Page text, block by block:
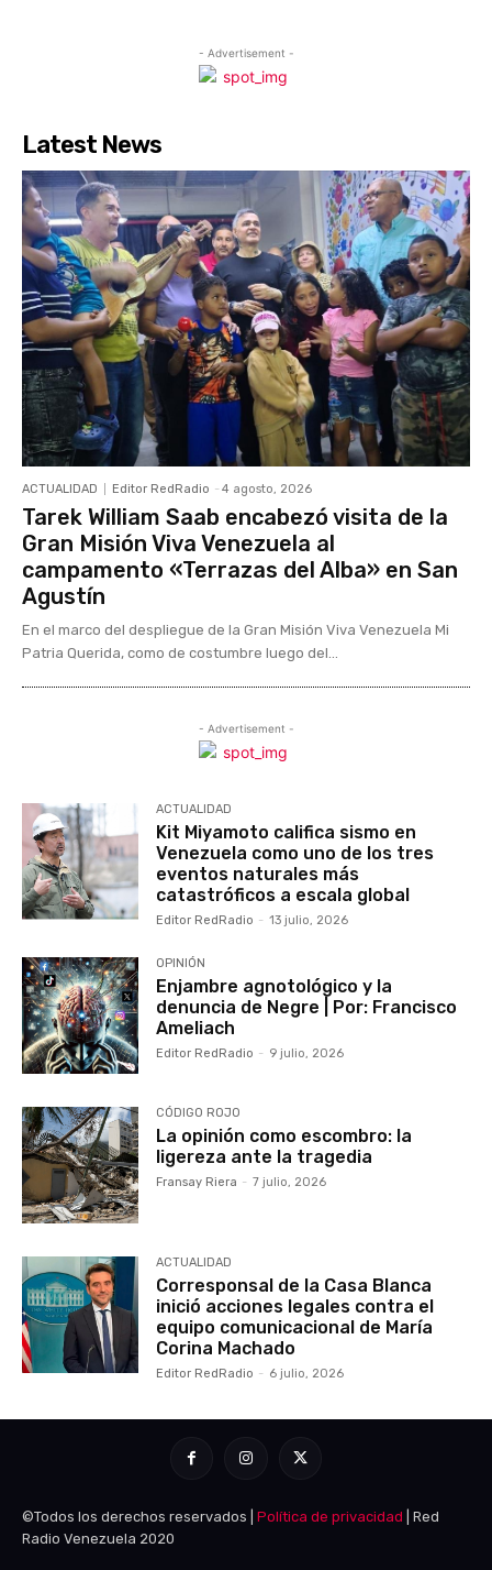
- Advertisement -
Latest News
ACTUALIDAD Editor RedRadio - 4 agosto, 2026
Tarek William Saab encabezó visita de la
Gran Misión Viva Venezuela al
campamento «Terrazas del Alba» en San
Agustín
En el marco del despliegue de la Gran Misión Viva Venezuela Mi
Patria Querida, como de costumbre luego del...
- Advertisement -
ACTUALIDAD
Kit Miyamoto califica sismo en
Venezuela como uno de los tres
eventos naturales más
catastróficos a escala global
Editor RedRadio - 13 julio, 2026
OPINIÓN
Enjambre agnotológico y la
denuncia de Negre | Por: Francisco
Ameliach
Editor RedRadio - 9 julio, 2026
CÓDIGO ROJO
La opinión como escombro: la
ligereza ante la tragedia
Fransay Riera - 7 julio, 2026
ACTUALIDAD
Corresponsal de la Casa Blanca
inició acciones legales contra el
equipo comunicacional de María
Corina Machado
Editor RedRadio - 6 julio, 2026
©Todos los derechos reservados | Política de privacidad | Red
Radio Venezuela 2020